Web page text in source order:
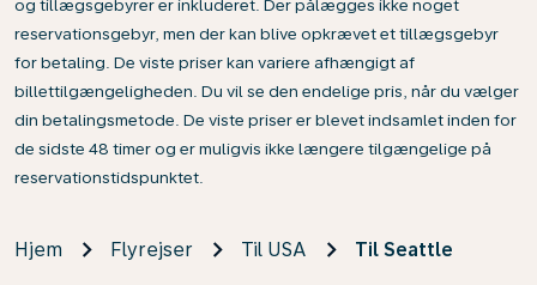
og tillægsgebyrer er inkluderet. Der pålægges ikke noget
reservationsgebyr, men der kan blive opkrævet et tillægsgebyr
for betaling. De viste priser kan variere afhængigt af
billettilgængeligheden. Du vil se den endelige pris, når du vælger
din betalingsmetode. De viste priser er blevet indsamlet inden for
de sidste 48 timer og er muligvis ikke længere tilgængelige på
reservationstidspunktet.
Hjem Flyrejser Til USA Til Seattle